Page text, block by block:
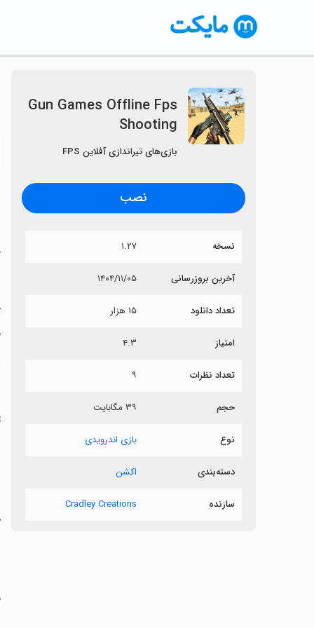
Gun Games Offline Fps
Shooting
بازی‌های تیراندازی آفلاین FPS
نصب
نسخه ۱.۲۷
آخرین بروزرسانی ۱۴۰۴/۱۱/۰۵
تعداد دانلود ۱۵ هزار
امتیاز ۴.۳
تعداد نظرات ۹
حجم ۳۹ مگابایت
نوع بازی اندرویدی
دسته‌بندی اکشن
سازنده Cradley Creations